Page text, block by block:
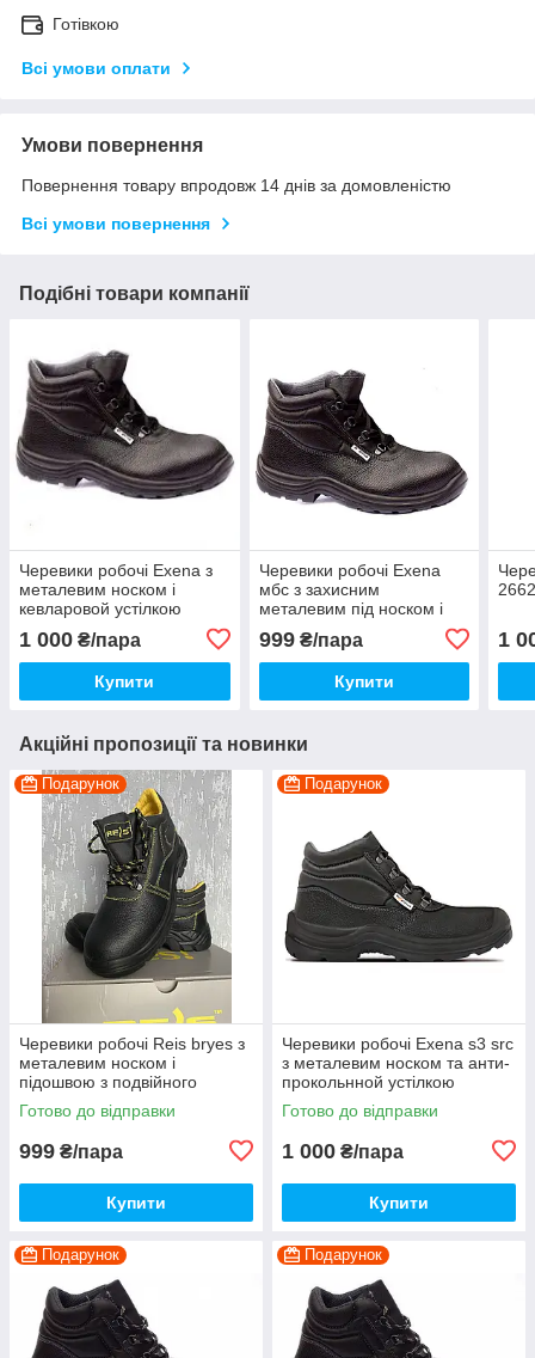
Готівкою
Всі умови оплати
Умови повернення
Повернення товару впродовж 14 днів за домовленістю
Всі умови повернення
Подібні товари компанії
Черевики робочі Exena з
металевим носком і
кевларовой устілкою
1 000 ₴/пара
Купити
Черевики робочі Exena
мбс з захисним
металевим під носком і
устілкою
999₴/пара
Купити
1
Акційні пропозиції та новинки
Подарунок
Черевики робочі Reis bryes з
металевим носком і
підошвою з подвійного
поліуретану
Готово до відправки
999 ₴/пара
Купити
Подарунок
Черевики робочі Exena s3 src
з металевим носком та анти-
прокольнной устілкою
Готово до відправки
1 000 ₴/пара
Купити
Подарунок Подарунок